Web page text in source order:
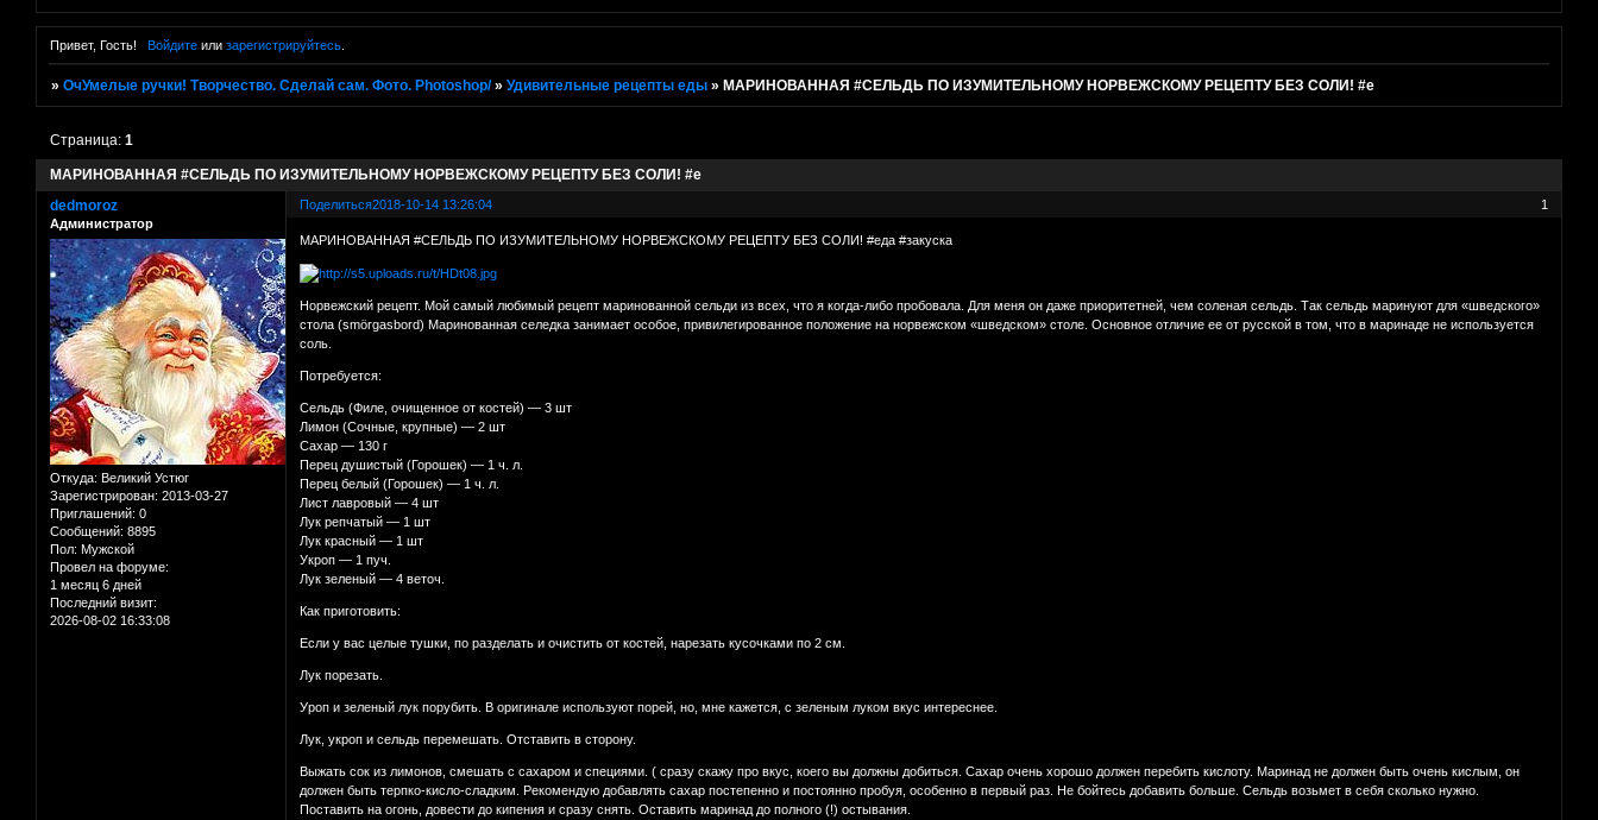
Привет, Гость! Войдитеили зарегистрируйтесь.
»ОчУмелые ручки! Творчество. Сделай сам. Фото. Photoshop/ »Удивительные рецепты еды » МАРИНОВАННАЯ #СЕЛЬДЬ ПО ИЗУМИТЕЛЬНОМУ НОРВЕЖСКОМУ РЕЦЕПТУ БЕЗ СОЛИ! #е
МАРИНОВАННАЯ #СЕЛЬДЬ ПО ИЗУМИТЕЛЬНОМУ НОРВЕЖСКОМУ РЕЦЕПТУ БЕЗ СОЛИ! #е
Страница:1
Поделиться 1
2018-10-14 13:26:04
dedmoroz
Администратор
Откуда: Великий Устюг
Зарегистрирован: 2013-03-27
Приглашений: 0
Сообщений: 8895
Пол: Мужской
Провел на форуме:
1 месяц 6 дней
Последний визит:
2026-08-02 16:33:08
МАРИНОВАННАЯ #СЕЛЬДЬ ПО ИЗУМИТЕЛЬНОМУ НОРВЕЖСКОМУ РЕЦЕПТУ БЕЗ СОЛИ! #еда #закуска
Норвежский рецепт. Мой самый любимый рецепт маринованной сельди из всех, что я когда-либо пробовала. Для меня он даже приоритетней, чем соленая сельдь. Так сельдь маринуют для «шведского»
стола (smörgasbord) Маринованная селедка занимает особое, привилегированное положение на норвежском «шведском» столе. Основное отличие ее от русской в том, что в маринаде не используется
соль.
Потребуется:
Сельдь (Филе, очищенное от костей) — 3 шт
Лимон (Сочные, крупные) — 2 шт
Сахар — 130 г
Перец душистый (Горошек) — 1 ч. л.
Перец белый (Горошек) — 1 ч. л.
Лист лавровый — 4 шт
Лук репчатый — 1 шт
Лук красный — 1 шт
Укроп — 1 пуч.
Лук зеленый — 4 веточ.
Как приготовить:
Если у вас целые тушки, по разделать и очистить от костей, нарезать кусочками по 2 см.
Лук порезать.
Уроп и зеленый лук порубить. В оригинале используют порей, но, мне кажется, с зеленым луком вкус интереснее.
Лук, укроп и сельдь перемешать. Отставить в сторону.
Выжать сок из лимонов, смешать с сахаром и специями. ( сразу скажу про вкус, коего вы должны добиться. Сахар очень хорошо должен перебить кислоту. Маринад не должен быть очень кислым, он
должен быть терпко-кисло-сладким. Рекомендую добавлять сахар постепенно и постоянно пробуя, особенно в первый раз. Не бойтесь добавить больше. Сельдь возьмет в себя сколько нужно.
Поставить на огонь, довести до кипения и сразу снять. Оставить маринад до полного (!) остывания.